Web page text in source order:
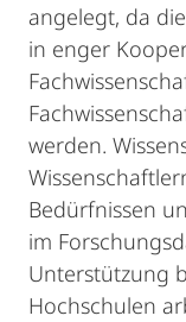
angelegt, da
in enger
werden.
Bedürfnissen
im
Unterstützung
Hochschulen